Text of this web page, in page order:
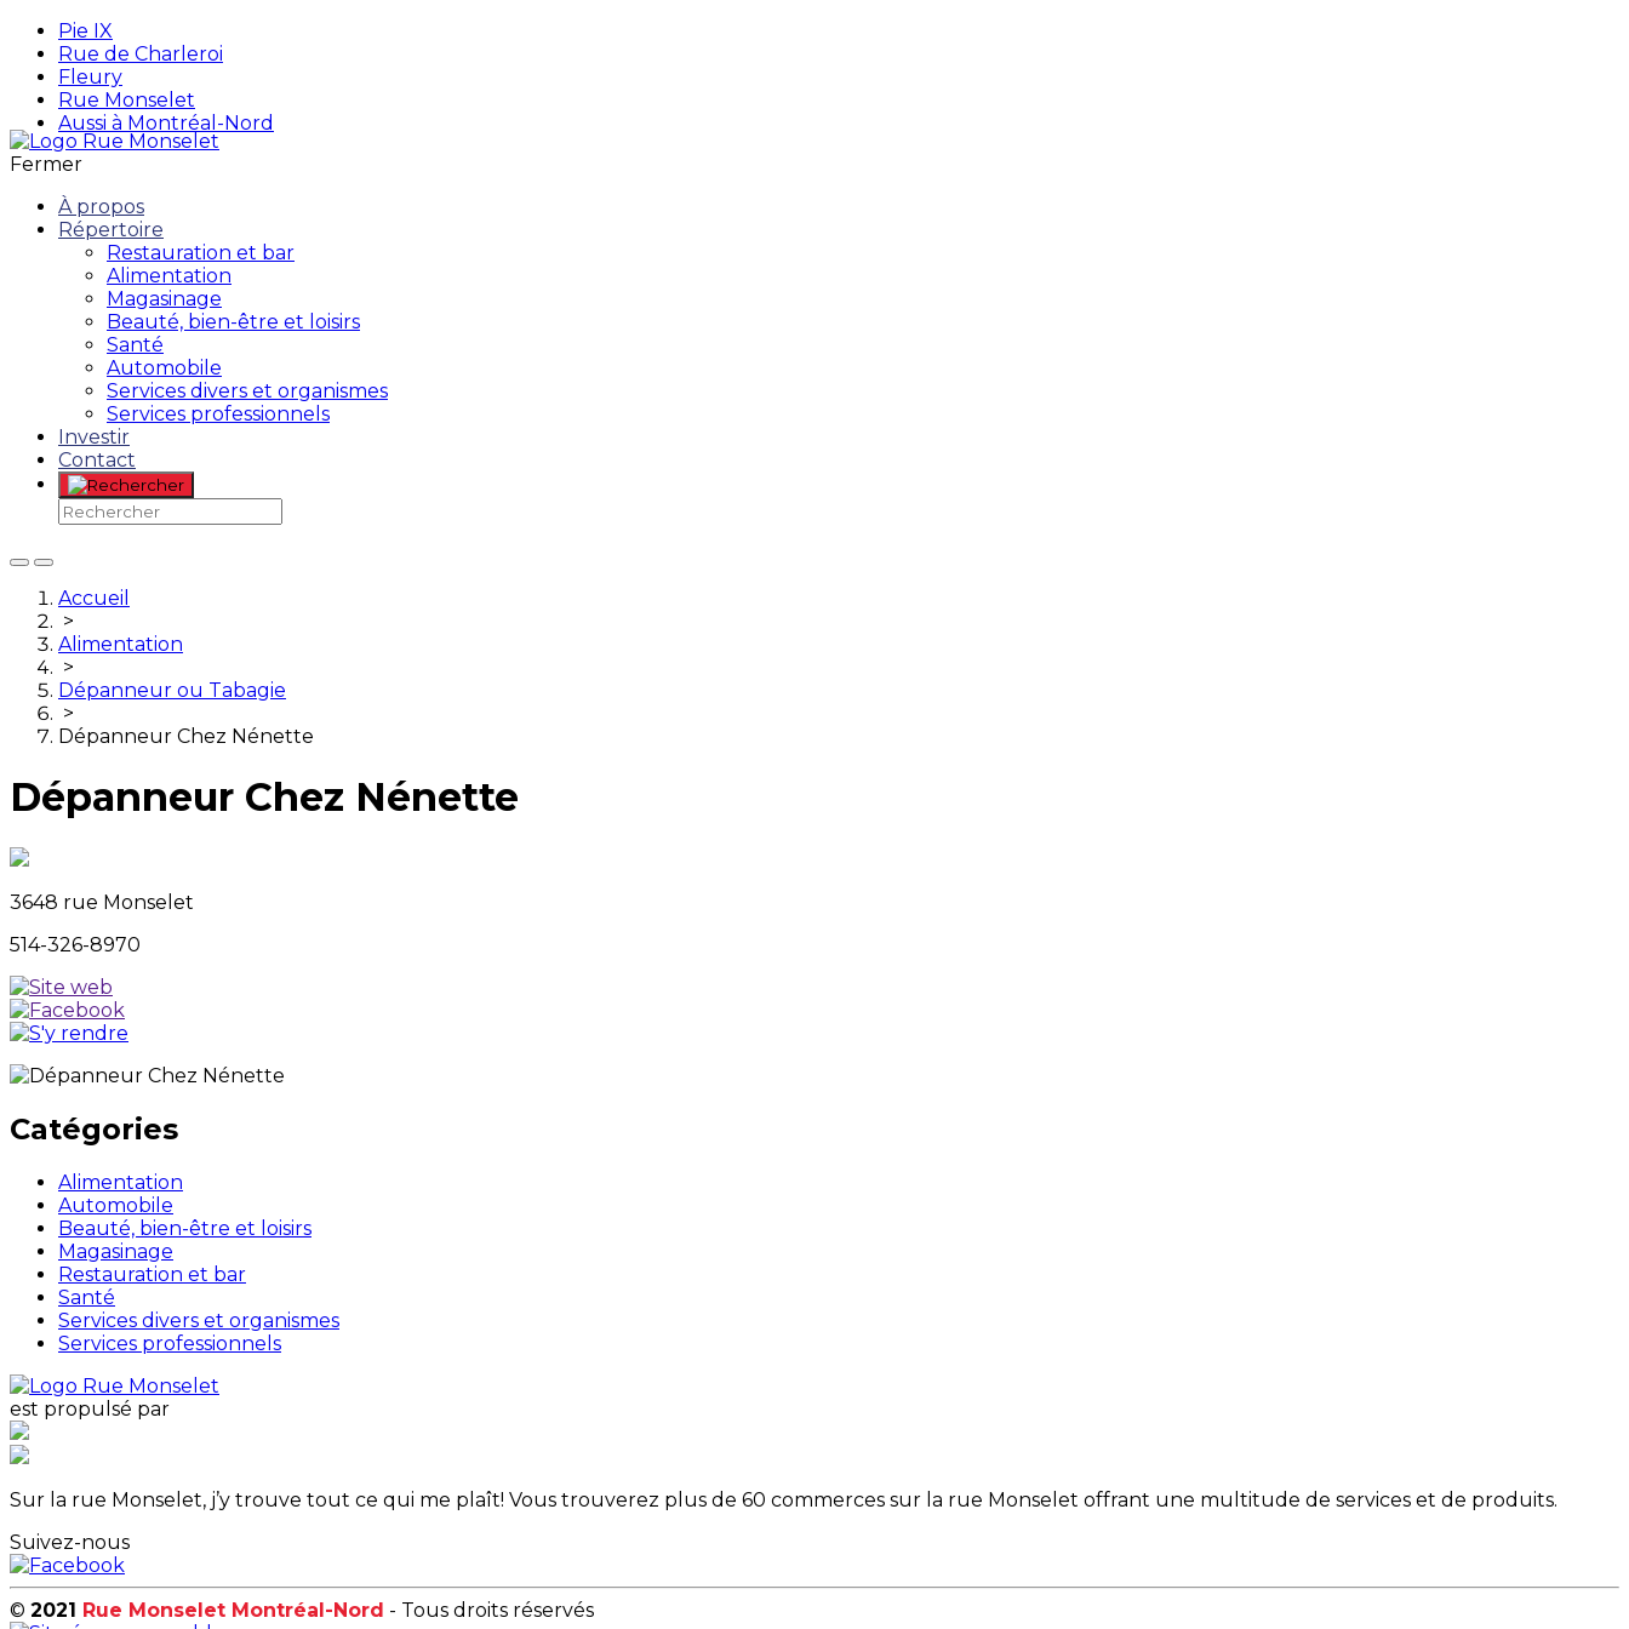
Pie IX
Rue de Charleroi
Fleury
Rue Monselet
Aussi à Montréal-Nord
Fermer
À propos
Répertoire
Restauration et bar
Alimentation
Magasinage
Beauté, bien-être et loisirs
Santé
Automobile
Services divers et organismes
Services professionnels
Investir
Contact
Accueil
>
Alimentation
>
Dépanneur ou Tabagie
>
Dépanneur Chez Nénette
Dépanneur Chez Nénette
3648 rue Monselet
514-326-8970
Catégories
Alimentation
Automobile
Beauté, bien-être et loisirs
Magasinage
Restauration et bar
Santé
Services divers et organismes
Services professionnels
est propulsé par
Sur la rue Monselet, j’y trouve tout ce qui me plaît! Vous trouverez plus de 60 commerces sur la rue Monselet offrant une multitude de services et de produits.
Suivez-nous
© 2021 Rue Monselet Montréal-Nord - Tous droits réservés